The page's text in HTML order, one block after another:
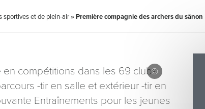
sportives et de plein-air»Première compagnie des archers du sânon
en compétitions dans les 69 clubs
-tir en salle et extérieur -tir en
Entraînements pour les jeunes
Adresse email*